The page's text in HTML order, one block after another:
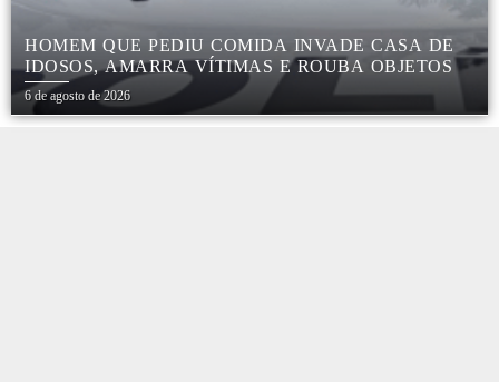
HOMEM QUE PEDIU COMIDA INVADE CASA DE
IDOSOS, AMARRA VÍTIMAS E ROUBA OBJETOS
6 de agosto de 2026